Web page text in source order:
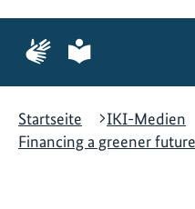
Zur
Seite
Gebärdensprache
Zur
Seite
leichte
Startseite
IKI-Medien
Financing a greener